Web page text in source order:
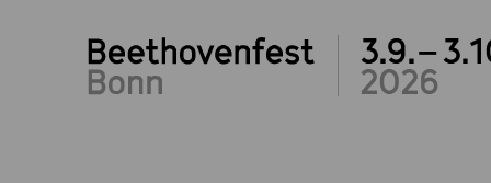
3.9.–
2026